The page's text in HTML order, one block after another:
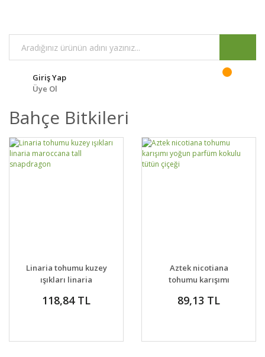
Giriş Yap
Üye Ol
Bahçe Bitkileri
DETAYLAR SEPETE EKLE
Linaria tohumu kuzey
ışıkları linaria
snapdragon
118,84 TL
DETAYLAR
VER
Aztek nicotiana
tohumu karışımı
tütün çiçeği
89,13 TL